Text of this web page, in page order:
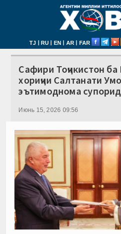
TJ | RU | EN | AR | FAR
Сафири Тоҷикистон
хориҷии Салтанати
эътимоднома супорид
Июнь 15, 2026 09:56